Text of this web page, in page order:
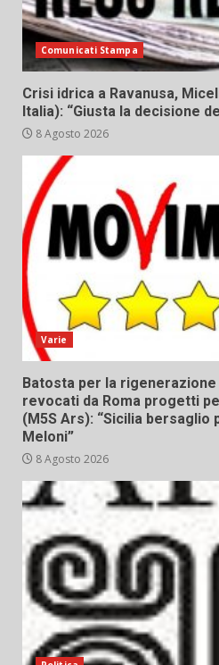
Comunicati Stampa
Crisi idrica a Ravanusa,
Italia): “Giusta la decisione
8 Agosto 2026
Varie
Batosta per la rigenerazione
revocati da Roma progetti
(M5S Ars): “Sicilia
Meloni”
8 Agosto 2026